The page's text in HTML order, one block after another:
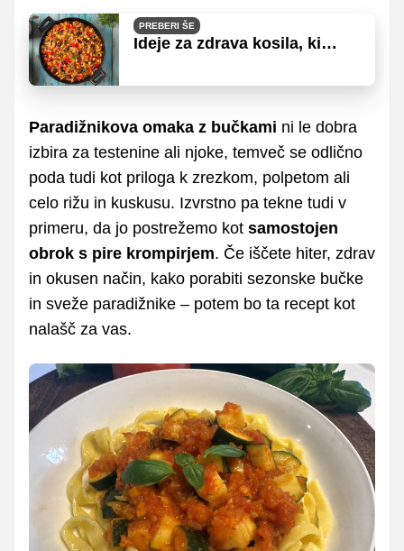
PREBERI ŠE
Ideje za zdrava kosila, ki
Paradižnikova omaka z bučkami ni le dobra
izbira za testenine ali njoke, temveč se odlično
poda tudi kot priloga k zrezkom, polpetom ali
celo rižu in kuskusu. Izvrstno pa tekne tudi v
primeru, da jo postrežemo kot samostojen
obrok s pire krompirjem. Če iščete hiter, zdrav
in okusen način, kako porabiti sezonske bučke
in sveže paradižnike – potem bo ta recept kot
nalašč za vas.